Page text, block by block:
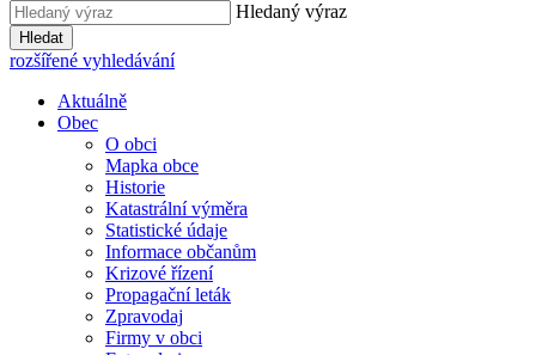
Hledaný výraz
Hledat
rozšířené vyhledávání
Aktuálně
Obec
O obci
Mapka obce
Historie
Katastrální výměra
Statistické údaje
Informace občanům
Krizové řízení
Propagační leták
Zpravodaj
Firmy v obci